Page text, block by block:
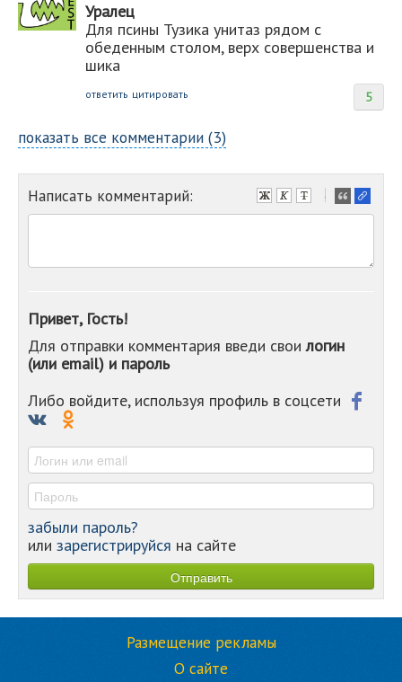
Уралец
Для псины Тузика унитаз рядом с
обеденным столом, верх совершенства и
шика
5
ответить цитировать
показать все комментарии (3)
Написать комментарий:
-
-
-
-
-
Привет, Гость!
Для отправки комментария введи своилогин
(или email) и пароль
Либо войдите, используя профиль в соцсети
забыли пароль?
или зарегистрируйся на сайте
Размещение рекламы
О сайте